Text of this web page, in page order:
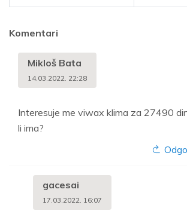
Komentari
Mikloš Bata
14.03.2022. 22:28
Interesuje me viwax klima za 27490
li ima?
gacesai
17.03.2022. 16:07